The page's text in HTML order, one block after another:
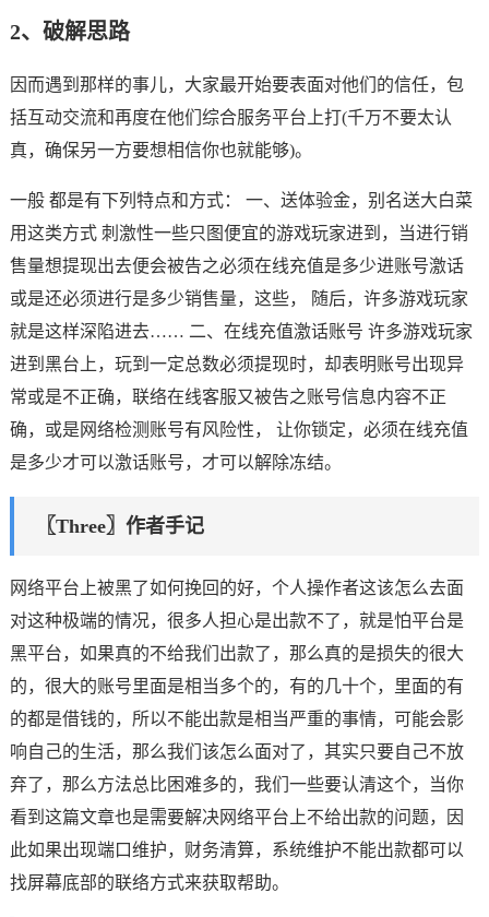
2、破解思路
因而遇到那样的事儿，大家最开始要表面对他们的信任，包
括互动交流和再度在他们综合服务平台上打(千万不要太认
真，确保另一方要想相信你也就能够)。
一般 都是有下列特点和方式： 一、送体验金，别名送大白菜
用这类方式 刺激性一些只图便宜的游戏玩家进到，当进行销
售量想提现出去便会被告之必须在线充值是多少进账号激话
或是还必须进行是多少销售量，这些， 随后，许多游戏玩家
就是这样深陷进去…… 二、在线充值激话账号 许多游戏玩家
进到黑台上，玩到一定总数必须提现时，却表明账号出现异
常或是不正确，联络在线客服又被告之账号信息内容不正
确，或是网络检测账号有风险性， 让你锁定，必须在线充值
是多少才可以激话账号，才可以解除冻结。
〖Three〗作者手记
网络平台上被黑了如何挽回的好，个人操作者这该怎么去面
对这种极端的情况，很多人担心是出款不了，就是怕平台是
黑平台，如果真的不给我们出款了，那么真的是损失的很大
的，很大的账号里面是相当多个的，有的几十个，里面的有
的都是借钱的，所以不能出款是相当严重的事情，可能会影
响自己的生活，那么我们该怎么面对了，其实只要自己不放
弃了，那么方法总比困难多的，我们一些要认清这个，当你
看到这篇文章也是需要解决网络平台上不给出款的问题，因
此如果出现端口维护，财务清算，系统维护不能出款都可以
找屏幕底部的联络方式来获取帮助。